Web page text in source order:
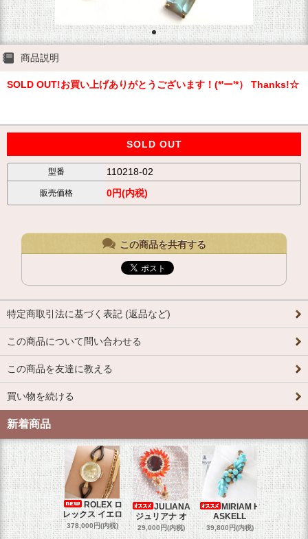
商品説明
SOLD OUT!お買い上げありがとうございます！(*'ー'*） Thanks!☆
SOLD OUT
型番 110218-02
販売価格 0円(内税)
この商品を共有する
特定商取引法に基づく表記 (返品など)
この商品について問い合わせる
この商品を友達に教える
買い物を続ける
新着商品
ROLEX ロ
レックス イエロ
378,000円(内税)
JULIANA
ジュリアナ オ
29,000円(内税)
MIRIAM H
ASKELL
39,800円(内税)
オメガマ
スダ
458,000円